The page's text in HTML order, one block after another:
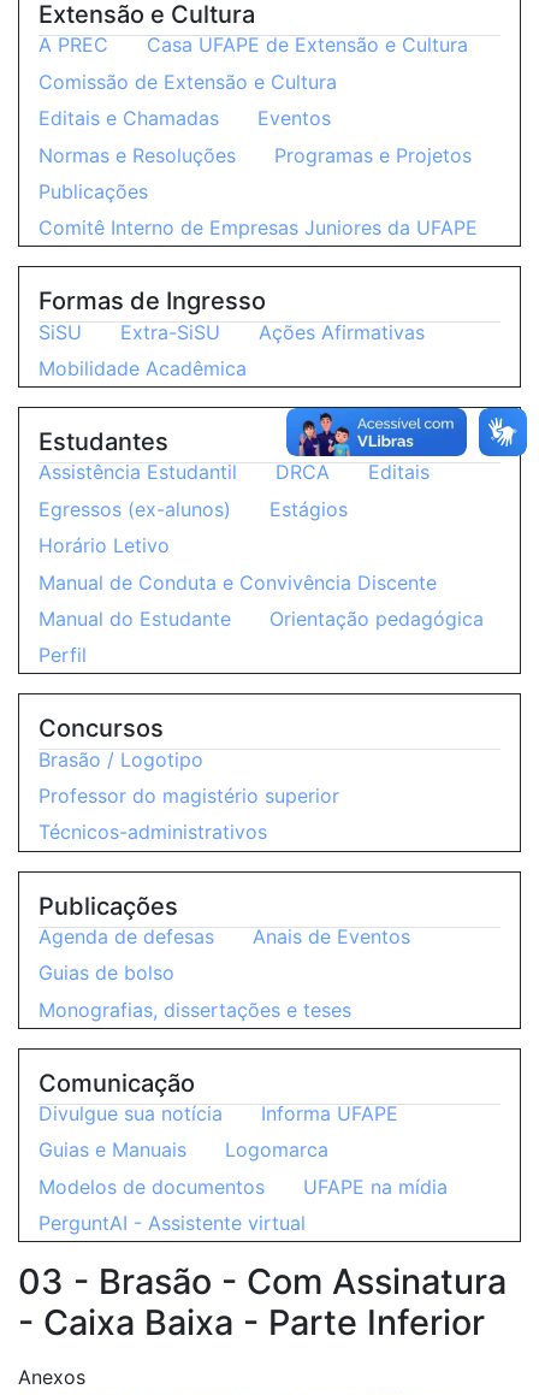
03 - Brasão - Com Assinatura
- Caixa Baixa - Parte Inferior
Anexos
Extensão e Cultura
A PREC
Casa UFAPE de Extensão e Cultura
Comissão de Extensão e Cultura
Editais e Chamadas
Eventos
Normas e Resoluções
Programas e Projetos
Publicações
Comitê Interno de Empresas Juniores da UFAPE
Formas de Ingresso
SiSU Extra-SiSU
Ações Afirmativas
Mobilidade Acadêmica
Estudantes
Assistência Estudantil DRCA
Editais
Egressos (ex-alunos)
Estágios
Horário Letivo
Manual de Conduta e Convivência Discente
Manual do Estudante
Orientação pedagógica
Perfil
Concursos
Brasão / Logotipo
Professor do magistério superior
Técnicos-administrativos
Publicações
Agenda de defesas
Anais de Eventos
Guias de bolso
Monografias, dissertações e teses
Comunicação
Divulgue sua notícia
Informa UFAPE
Guias e Manuais
Logomarca
Modelos de documentos
UFAPE na mídia
PerguntAI - Assistente virtual